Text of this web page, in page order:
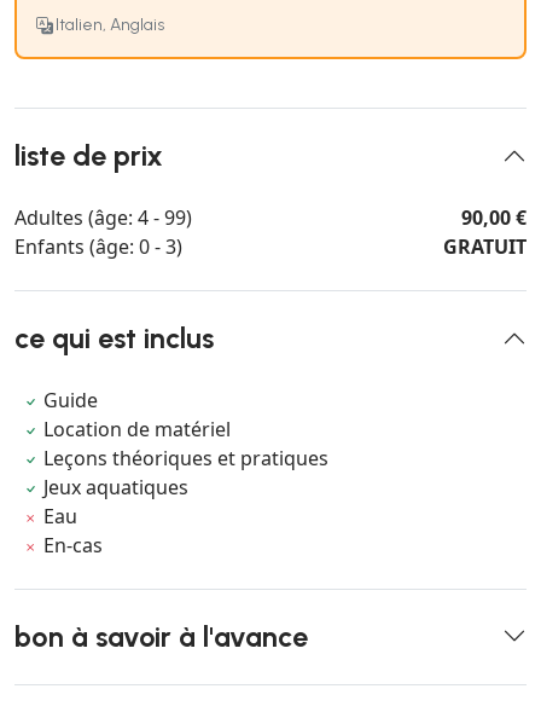
Italien, Anglais
liste de prix
Adultes (âge: 4 - 99)
90,00 €
Enfants (âge: 0 - 3)
GRATUIT
ce qui est inclus
Guide
Location de matériel
Leçons théoriques et pratiques
Jeux aquatiques
Eau
En-cas
bon à savoir à l'avance